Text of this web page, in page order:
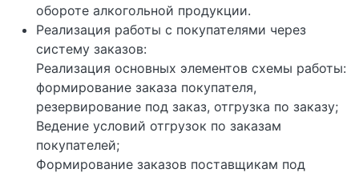
обороте алкогольной продукции.
Реализация работы с покупателями через
систему заказов:
Реализация основных элементов схемы работы:
формирование заказа покупателя,
резервирование под заказ, отгрузка по заказу;
Ведение условий отгрузок по заказам
покупателей;
Формирование заказов поставщикам под